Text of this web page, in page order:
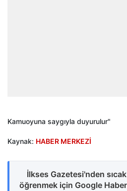
Kamuoyuna saygıyla duyurulur"
Kaynak: HABER MERKEZİ
İlkses Gazetesi'nden
öğrenmek için Google